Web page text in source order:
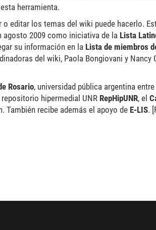
herramienta.
editar los temas del wiki puede hacerlo.
agosto 2009 como iniciativa de la Lista
su información en la Lista de miembros
del wiki, Paola Bongiovani y Nancy
Rosario, universidad pública argentina
hipermedial UNR RepHipUNR, el
También recibe además el apoyo de E-LIS.